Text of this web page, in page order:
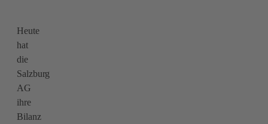
Heute
hat
die
Salzburg
AG
ihre
Bilanz